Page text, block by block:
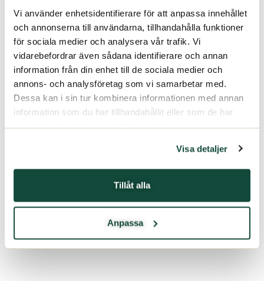
Vi använder enhetsidentifierare för att anpassa innehållet
och annonserna till användarna, tillhandahålla funktioner
för sociala medier och analysera vår trafik. Vi
vidarebefordrar även sådana identifierare och annan
information från din enhet till de sociala medier och
annons- och analysföretag som vi samarbetar med.
Dessa kan i sin tur kombinera informationen med annan
information som du har tillhandahållit eller som de har
samlat in när du har använt deras tjänster.
Visa detaljer
Tillåt alla
Anpassa